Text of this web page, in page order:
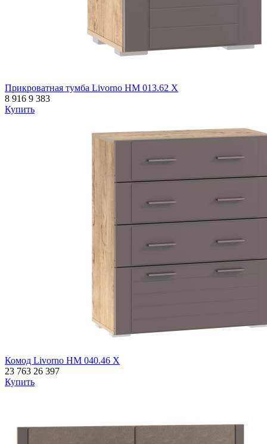
Прикроватная тумба Livorno НМ 013.62 Х
8 916 9 383
Купить
Комод Livorno НМ 040.46 Х
23 763 26 397
Купить